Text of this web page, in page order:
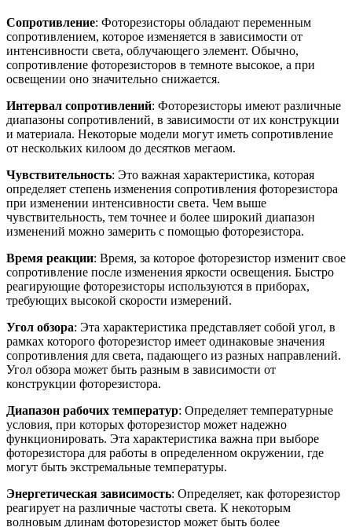
Сопротивление: Фоторезисторы обладают переменным
сопротивлением, которое изменяется в зависимости от
интенсивности света, облучающего элемент. Обычно,
сопротивление фоторезисторов в темноте высокое, а при
освещении оно значительно снижается.
Интервал сопротивлений: Фоторезисторы имеют различные
диапазоны сопротивлений, в зависимости от их конструкции
и материала. Некоторые модели могут иметь сопротивление
от нескольких килоом до десятков мегаом.
Чувствительность: Это важная характеристика, которая
определяет степень изменения сопротивления фоторезистора
при изменении интенсивности света. Чем выше
чувствительность, тем точнее и более широкий диапазон
изменений можно замерить с помощью фоторезистора.
Время реакции: Время, за которое фоторезистор изменит свое
сопротивление после изменения яркости освещения. Быстро
реагирующие фоторезисторы используются в приборах,
требующих высокой скорости измерений.
Угол обзора: Эта характеристика представляет собой угол, в
рамках которого фоторезистор имеет одинаковые значения
сопротивления для света, падающего из разных направлений.
Угол обзора может быть разным в зависимости от
конструкции фоторезистора.
Диапазон рабочих температур: Определяет температурные
условия, при которых фоторезистор может надежно
функционировать. Эта характеристика важна при выборе
фоторезистора для работы в определенном окружении, где
могут быть экстремальные температуры.
Энергетическая зависимость: Определяет, как фоторезистор
реагирует на различные частоты света. К некоторым
волновым длинам фоторезистор может быть более